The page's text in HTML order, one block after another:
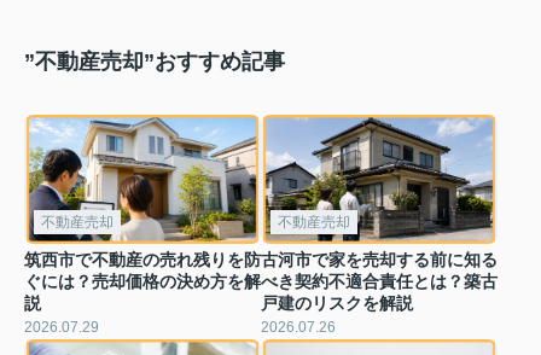
”不動産売却”おすすめ記事
不動産売却
筑西市で不動産の売れ残りを防
ぐには？売却価格の決め方を解
説
2026.07.29
不動産売却
古河市で家を売却する前に知る
べき契約不適合責任とは？築古
戸建のリスクを解説
2026.07.26